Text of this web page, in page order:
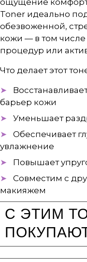
ощущение
Toner идеально
обезвоженной,
кожи — в том
процедур или
Что делает этот
барьер кожи
Уменьшает
Обеспечивает
увлажнение
Повышает
Совместим с
макияжем
С ЭТИМ